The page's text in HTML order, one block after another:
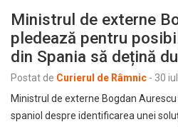
Ministrul de externe
pledează pentru
din Spania să dețină
Postat de Curierul de Râmnic - 30
Ministrul de externe Bogdan
spaniol despre identificarea unei